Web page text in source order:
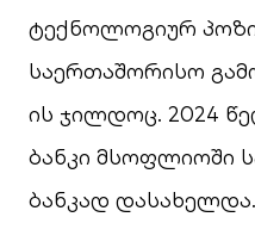
ტექნოლოგიურ
საერთაშორისო
ის ჯილდოც. 2024
ბანკი მსოფლიოში
ბანკად დასახელდა.